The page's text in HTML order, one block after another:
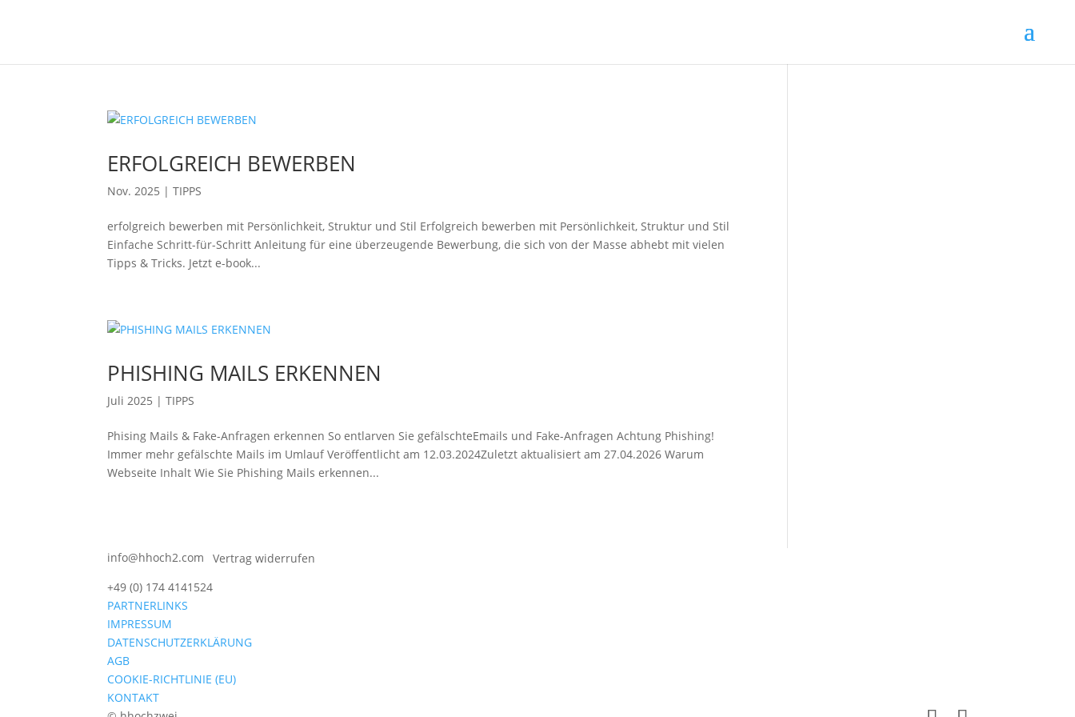
ERFOLGREICH BEWERBEN
Nov. 2025 |TIPPS
erfolgreich bewerben mit Persönlichkeit, Struktur und Stil Erfolgreich bewerben mit Persönlichkeit, Struktur und Stil
Einfache Schritt-für-Schritt Anleitung für eine überzeugende Bewerbung, die sich von der Masse abhebt mit vielen
Tipps & Tricks. Jetzt e-book...
PHISHING MAILS ERKENNEN
Juli 2025 |TIPPS
Phising Mails & Fake-Anfragen erkennen So entlarven Sie gefälschteEmails und Fake-Anfragen Achtung Phishing!
Immer mehr gefälschte Mails im Umlauf Veröffentlicht am 12.03.2024Zuletzt aktualisiert am 27.04.2026 Warum
Webseite Inhalt Wie Sie Phishing Mails erkennen...
info@hhoch2.com
+49 (0) 174 4141524
Vertrag widerrufen
PARTNERLINKS
IMPRESSUM
DATENSCHUTZERKLÄRUNG
AGB
COOKIE-RICHTLINIE (EU)
KONTAKT